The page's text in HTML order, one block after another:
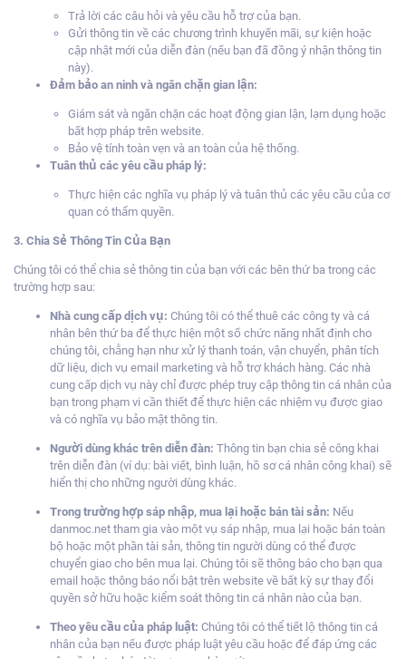
Trả lời các câu hỏi và yêu cầu hỗ trợ của bạn.
Gửi thông tin về các chương trình khuyến mãi, sự kiện hoặc
cập nhật mới của diễn đàn (nếu bạn đã đồng ý nhận thông tin
này).
Đảm bảo an ninh và ngăn chặn gian lận:
Giám sát và ngăn chặn các hoạt động gian lận, lạm dụng hoặc
bất hợp pháp trên website.
Bảo vệ tính toàn vẹn và an toàn của hệ thống.
Tuân thủ các yêu cầu pháp lý:
Thực hiện các nghĩa vụ pháp lý và tuân thủ các yêu cầu của cơ
quan có thẩm quyền.
3. Chia Sẻ Thông Tin Của Bạn
Chúng tôi có thể chia sẻ thông tin của bạn với các bên thứ ba trong các
trường hợp sau:
Nhà cung cấp dịch vụ: Chúng tôi có thể thuê các công ty và cá
nhân bên thứ ba để thực hiện một số chức năng nhất định cho
chúng tôi, chẳng hạn như xử lý thanh toán, vận chuyển, phân tích
dữ liệu, dịch vụ email marketing và hỗ trợ khách hàng. Các nhà
cung cấp dịch vụ này chỉ được phép truy cập thông tin cá nhân của
bạn trong phạm vi cần thiết để thực hiện các nhiệm vụ được giao
và có nghĩa vụ bảo mật thông tin.
Người dùng khác trên diễn đàn: Thông tin bạn chia sẻ công khai
trên diễn đàn (ví dụ: bài viết, bình luận, hồ sơ cá nhân công khai) sẽ
hiển thị cho những người dùng khác.
Trong trường hợp sáp nhập, mua lại hoặc bán tài sản: Nếu
danmoc.net tham gia vào một vụ sáp nhập, mua lại hoặc bán toàn
bộ hoặc một phần tài sản, thông tin người dùng có thể được
chuyển giao cho bên mua lại. Chúng tôi sẽ thông báo cho bạn qua
email hoặc thông báo nổi bật trên website về bất kỳ sự thay đổi
quyền sở hữu hoặc kiểm soát thông tin cá nhân nào của bạn.
Theo yêu cầu của pháp luật: Chúng tôi có thể tiết lộ thông tin cá
nhân của bạn nếu được pháp luật yêu cầu hoặc để đáp ứng các